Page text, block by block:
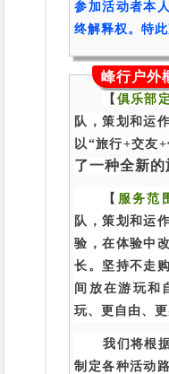
参加活动者本
终解释权。特此
峰行户外
【 俱乐部
队，策划和运
以“旅行+交友
了一种全新的
【 服务范
队，策划和运
验，在体验中
长。坚持不走
间放在游玩和
玩、更自由、更
我们将根
制定各种活动